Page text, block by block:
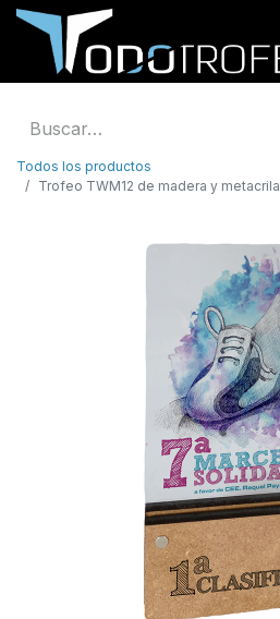
Todos los productos
Trofeo TWM12 de madera y